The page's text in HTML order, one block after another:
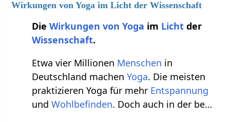
Wirkungen von Yoga im Licht der Wissenschaft
Die Wirkungen von Yoga im Lichtder
Wissenschaft.
Etwa vier Millionen Menschen in
Deutschland machenYoga. Die meisten
praktizieren Yoga für mehr Entspannung
undWohlbefinden. Doch auch in der be…